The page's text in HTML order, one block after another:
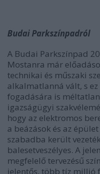
Budai Parkszínpadról
A Budai Parkszínpad
Mostanra már
technikai és műszaki
alkalmatlanná vált, s
fogadására is
igazságügyi
hogy az elektromos
a beázások és az
szabadba került
balesetveszélyes. A
megfelelő tervezésű
jelentős, több tíz millió